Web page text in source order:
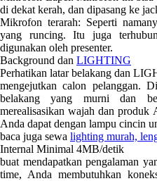
di dekat kerah, dan dipasang ke
Mikrofon terarah: Seperti
yang runcing. Itu juga
digunakan oleh presenter.
Background dan LIGHTING
Perhatikan latar belakang dan
mengejutkan calon pelanggan.
belakang yang murni dan
merealisasikan wajah dan produk
Anda dapat dengan lampu cincin
baca juga sewa lighting murah,
Internal Minimal 4MB/detik
buat mendapatkan pengalaman
time, Anda membutuhkan